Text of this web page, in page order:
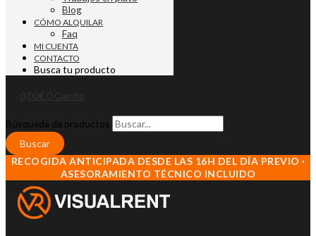
Blog
CÓMO ALQUILAR
Faq
MI CUENTA
CONTACTO
Busca tu producto
Búsqueda de productos
Buscar
RECOGIDA ANTICIPADA DESDE LAS 16H DEL DÍA PREVIO ·
ASESORAMIENTO TÉCNICO INCLUIDO